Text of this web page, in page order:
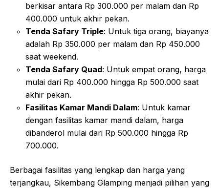
berkisar antara Rp 300.000 per malam dan Rp
400.000 untuk akhir pekan.
Tenda Safary Triple: Untuk tiga orang, biayanya
adalah Rp 350.000 per malam dan Rp 450.000
saat weekend.
Tenda Safary Quad: Untuk empat orang, harga
mulai dari Rp 400.000 hingga Rp 500.000 saat
akhir pekan.
Fasilitas Kamar Mandi Dalam: Untuk kamar
dengan fasilitas kamar mandi dalam, harga
dibanderol mulai dari Rp 500.000 hingga Rp
700.000.
Berbagai fasilitas yang lengkap dan harga yang
terjangkau, Sikembang Glamping menjadi pilihan yang